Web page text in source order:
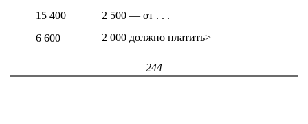
15 400
2 500 — от . . .
6 600
2 000 должно платить>
244